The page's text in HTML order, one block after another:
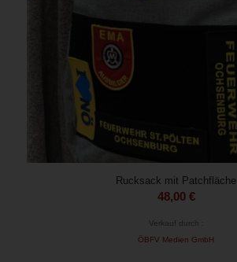
Rucksack mit Patchfläche
48,00 €
Verkauf durch :
ÖBFV Medien GmbH